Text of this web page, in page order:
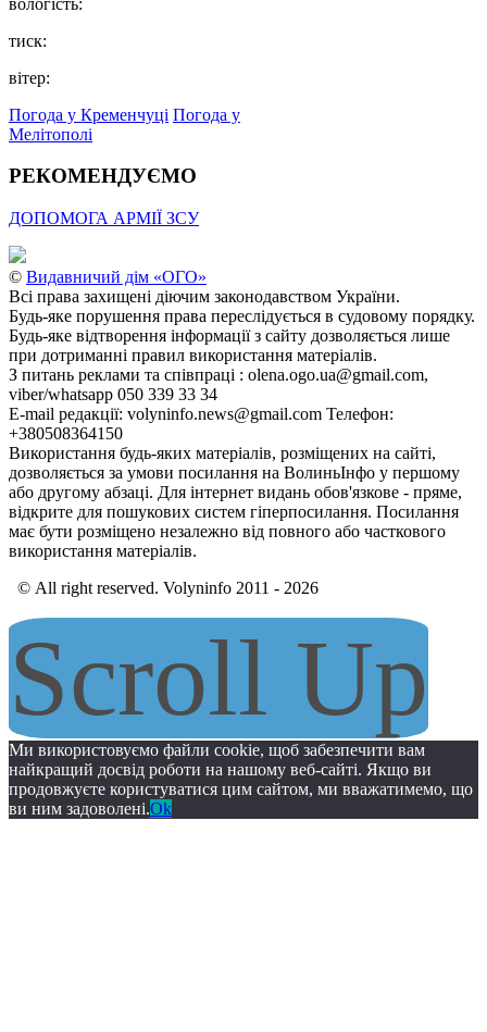
тиск:
вітер:
Погода у Кременчуці Погода у
Мелітополі
РЕКОМЕНДУЄМО
ДОПОМОГА АРМІЇ ЗСУ
© Видавничий дім «ОГО»
Всі права захищені діючим законодавством України.
Будь-яке порушення права переслідується в судовому порядку.
Будь-яке відтворення інформації з сайту дозволяється лише
при дотриманні правил використання матеріалів.
З питань реклами та співпраці : olena.ogo.ua@gmail.com,
viber/whatsapp 050 339 33 34
E-mail редакції: volyninfo.news@gmail.com Телефон:
+380508364150
Використання будь-яких матеріалів, розміщених на сайті,
дозволяється за умови посилання на ВолиньІнфо у першому
або другому абзаці. Для інтернет видань обов'язкове - пряме,
відкрите для пошукових систем гіперпосилання. Посилання
має бути розміщено незалежно від повного або часткового
використання матеріалів.
© All right reserved. Volyninfo 2011 - 2026
Scroll Up
Ми використовуємо файли cookie, щоб забезпечити вам
найкращий досвід роботи на нашому веб-сайті. Якщо ви
продовжуєте користуватися цим сайтом, ми вважатимемо, що
ви ним задоволені.Ok